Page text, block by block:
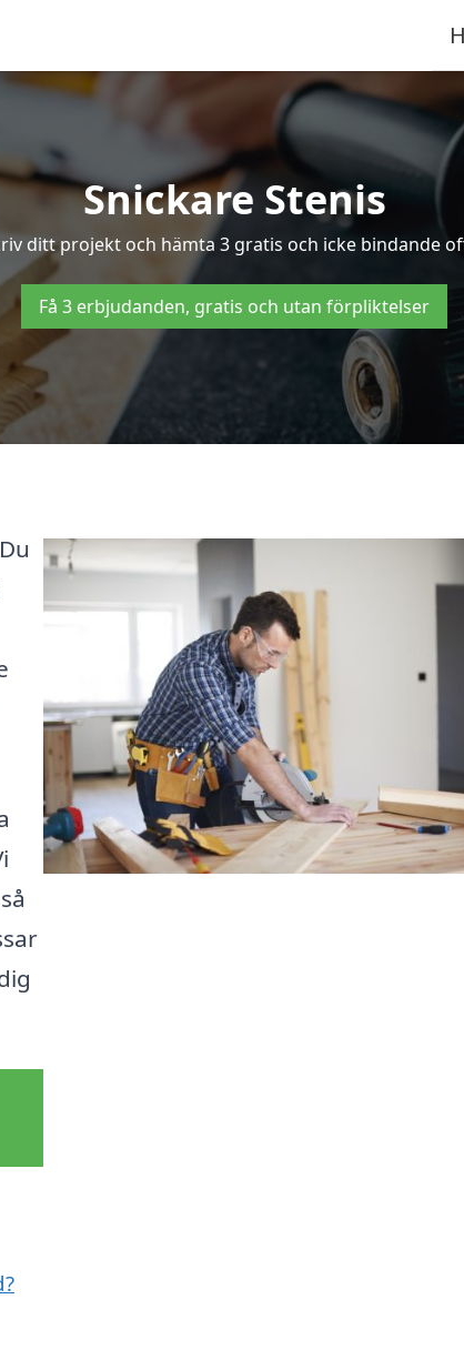
Snickare Stenis
ditt projekt och hämta 3 gratis och icke bindande
Få 3 erbjudanden, gratis och utan förpliktelser